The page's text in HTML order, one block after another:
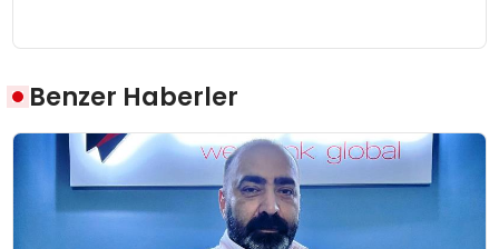
Benzer Haberler